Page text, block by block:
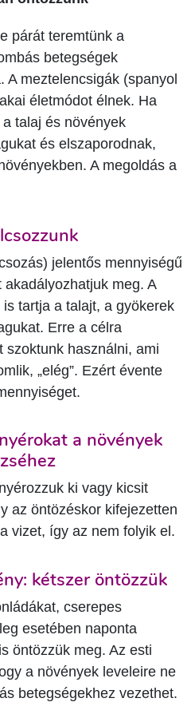
párát teremtünk a
betegségek
A meztelencsigák (spanyol
életmódot élnek. Ha
talaj és növények
és elszaporodnak,
A megoldás a
jelentős mennyiségű
meg. A
tartja a talajt, a gyökerek
Erre a célra
szoktunk használni, ami
„elég”. Ezért évente
a növények
ki vagy kicsit
az öntözéskor kifejezetten
vizet, így az nem folyik el.
kétszer öntözzük
cserepes
esetében naponta
öntözzük meg. Az esti
a növények leveleire ne
betegségekhez vezethet.